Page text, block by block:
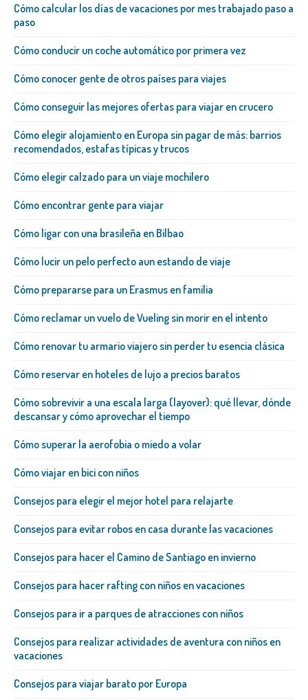
Cómo calcular los días de vacaciones por mes trabajado paso a
paso
Cómo conducir un coche automático por primera vez
Cómo conocer gente de otros países para viajes
Cómo conseguir las mejores ofertas para viajar en crucero
Cómo elegir alojamiento en Europa sin pagar de más: barrios
recomendados, estafas típicas y trucos
Cómo elegir calzado para un viaje mochilero
Cómo encontrar gente para viajar
Cómo ligar con una brasileña​ en Bilbao
Cómo lucir un pelo perfecto aun estando de viaje
Cómo prepararse para un Erasmus en familia
Cómo reclamar un vuelo de Vueling sin morir en el intento
Cómo renovar tu armario viajero sin perder tu esencia clásica
Cómo reservar en hoteles de lujo a precios baratos
Cómo sobrevivir a una escala larga (layover): qué llevar, dónde
descansar y cómo aprovechar el tiempo
Cómo superar la aerofobia o miedo a volar
Cómo viajar en bici con niños
Consejos para elegir el mejor hotel para relajarte
Consejos para evitar robos en casa durante las vacaciones
Consejos para hacer el Camino de Santiago en invierno
Consejos para hacer rafting con niños en vacaciones
Consejos para ir a parques de atracciones con niños
Consejos para realizar actividades de aventura con niños en
vacaciones
Consejos para viajar barato por Europa